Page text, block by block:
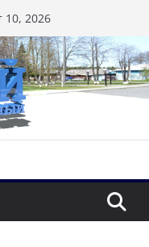
10, 2026